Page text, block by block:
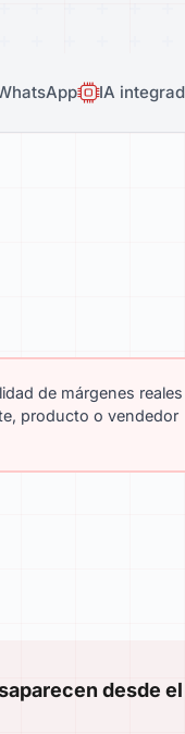
IA
de márgenes reales
producto o vendedor
desde